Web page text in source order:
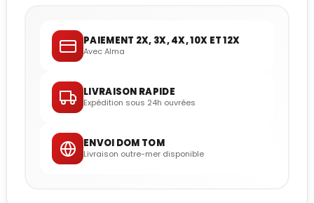
PAIEMENT 2X, 3X, 4X, 10X ET 12X
Avec Alma
LIVRAISON RAPIDE
Expédition sous 24h ouvrées
ENVOI DOM TOM
Livraison outre-mer disponible